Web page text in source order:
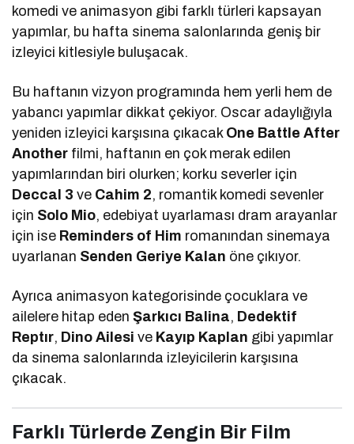
komedi ve animasyon gibi farklı türleri kapsayan
yapımlar, bu hafta sinema salonlarında geniş bir
izleyici kitlesiyle buluşacak.
Bu haftanın vizyon programında hem yerli hem de
yabancı yapımlar dikkat çekiyor. Oscar adaylığıyla
yeniden izleyici karşısına çıkacak One Battle After
Another filmi, haftanın en çok merak edilen
yapımlarından biri olurken; korku severler için
Deccal 3 ve Cahim 2, romantik komedi sevenler
için Solo Mio, edebiyat uyarlaması dram arayanlar
için ise Reminders of Him romanından sinemaya
uyarlanan Senden Geriye Kalan öne çıkıyor.
Ayrıca animasyon kategorisinde çocuklara ve
ailelere hitap edenŞarkıcı Balina, Dedektif
Reptır, Dino Ailesi ve Kayıp Kaplan gibi yapımlar
da sinema salonlarında izleyicilerin karşısına
çıkacak.
Farklı Türlerde Zengin Bir Film